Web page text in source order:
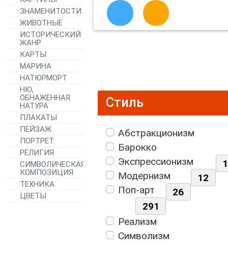
ЗНАМЕНИТОСТИ
ЖИВОТНЫЕ
ИСТОРИЧЕСКИЙ
ЖАНР
КАРТЫ
МАРИНА
НАТЮРМОРТ
НЮ,
ОБНАЖЕННАЯ
НАТУРА
ПЛАКАТЫ
ПЕЙЗАЖ
ПОРТРЕТ
РЕЛИГИЯ
СИМВОЛИЧЕСКАЯ
КОМПОЗИЦИЯ
ТЕХНИКА
ЦВЕТЫ
Стиль
Абстракционизм
Барокко
Экспрессионизм
12
Модернизм
26
Поп-арт
291
Реализм
Символизм